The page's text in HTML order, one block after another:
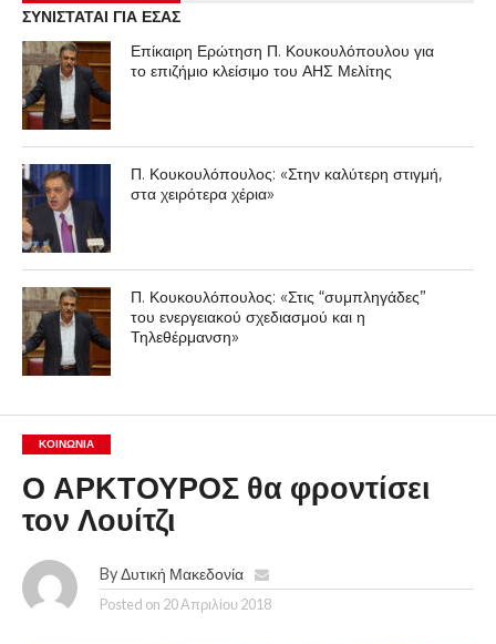
ΣΥΝΙΣΤΑΤΑΙ ΓΙΑ ΕΣΑΣ
Επίκαιρη Ερώτηση Π. Κουκουλόπουλου για
το επιζήμιο κλείσιμο του ΑΗΣ Μελίτης
Π. Κουκουλόπουλος: «Στην καλύτερη στιγμή,
στα χειρότερα χέρια»
Π. Κουκουλόπουλος: «Στις “συμπληγάδες”
του ενεργειακού σχεδιασμού και η
Τηλεθέρμανση»
ΚΟΙΝΩΝΊΑ
Ο ΑΡΚΤΟΥΡΟΣ θα φροντίσει
τον Λουίτζι
By Δυτική Μακεδονία
Posted on 20 Απριλίου 2018